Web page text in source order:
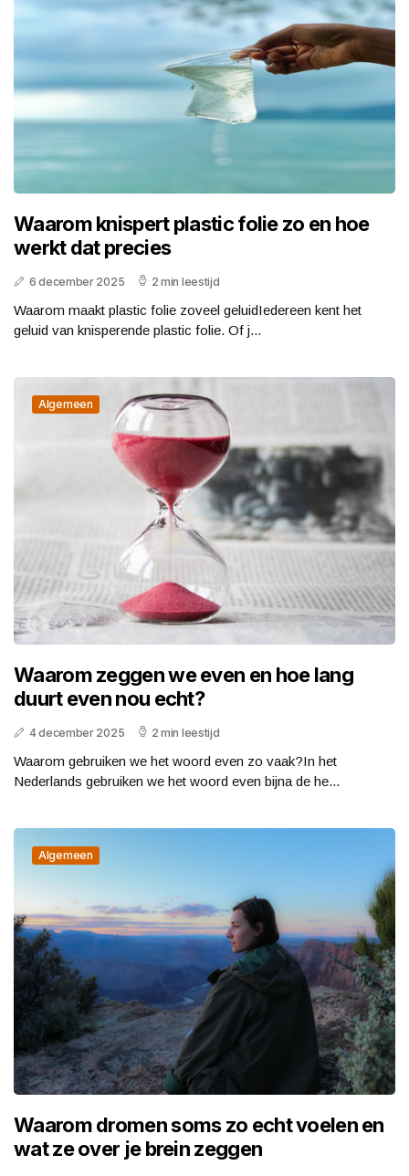
Waarom knispert plastic folie zo en hoe
werkt dat precies
6 december 2025 2 min leestijd
Waarom maakt plastic folie zoveel geluidIedereen kent het
geluid van knisperende plastic folie. Of j...
Algemeen
Waarom zeggen we even en hoe lang
duurt even nou echt?
4 december 2025 2 min leestijd
Waarom gebruiken we het woord even zo vaak?In het
Nederlands gebruiken we het woord even bijna de he...
Algemeen
Waarom dromen soms zo echt voelen en
wat ze over je brein zeggen